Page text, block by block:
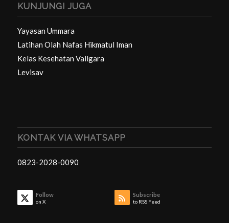
KUNJUNGI JUGA
Yayasan Ummara
Latihan Olah Nafas Hikmatul Iman
Kelas Kesehatan Vallgara
Levisav
KONTAK VIA WHATSAPP
0823-2028-0090
Follow
on X
Subscribe
to RSS Feed